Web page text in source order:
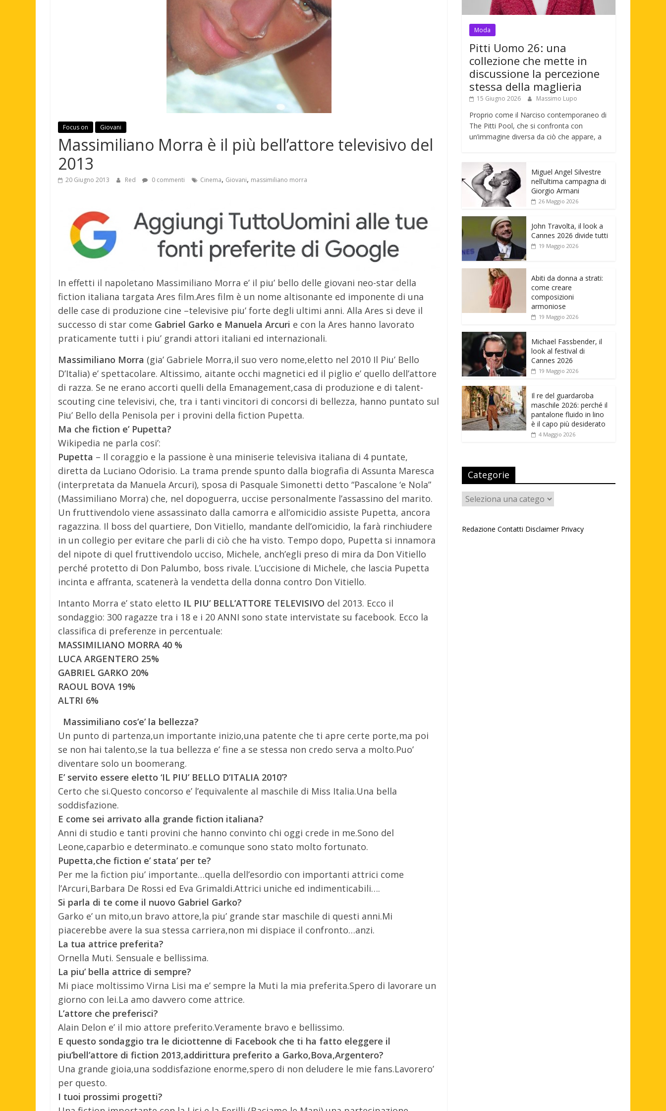
Focus on Giovani
Massimiliano Morra è il più bell’attore televisivo del
2013
20 Giugno 2013 Red 0 commenti Cinema, Giovani, massimiliano morra
In effetti il napoletano Massimiliano Morra e’ il piu’ bello delle giovani neo-star della
fiction italiana targata Ares film.Ares film è un nome altisonante ed imponente di una
delle case di produzione cine –televisive piu’ forte degli ultimi anni. Alla Ares si deve il
successo di star come Gabriel Garko e Manuela Arcuri e con la Ares hanno lavorato
praticamente tutti i piu’ grandi attori italiani ed internazionali.
Massimiliano Morra (gia’ Gabriele Morra,il suo vero nome,eletto nel 2010 Il Piu’ Bello
D’Italia) e’ spettacolare. Altissimo, aitante occhi magnetici ed il piglio e’ quello dell’attore
di razza. Se ne erano accorti quelli della Emanagement,casa di produzione e di talent-
scouting cine televisivi, che, tra i tanti vincitori di concorsi di bellezza, hanno puntato sul
Piu’ Bello della Penisola per i provini della fiction Pupetta.
Ma che fiction e’ Pupetta?
Wikipedia ne parla cosi’:
Pupetta – Il coraggio e la passione è una miniserie televisiva italiana di 4 puntate,
diretta da Luciano Odorisio. La trama prende spunto dalla biografia di Assunta Maresca
(interpretata da Manuela Arcuri), sposa di Pasquale Simonetti detto “Pascalone ‘e Nola”
(Massimiliano Morra) che, nel dopoguerra, uccise personalmente l’assassino del marito.
Un fruttivendolo viene assassinato dalla camorra e all’omicidio assiste Pupetta, ancora
ragazzina. Il boss del quartiere, Don Vitiello, mandante dell’omicidio, la farà rinchiudere
in un collegio per evitare che parli di ciò che ha visto. Tempo dopo, Pupetta si innamora
del nipote di quel fruttivendolo ucciso, Michele, anch’egli preso di mira da Don Vitiello
perché protetto di Don Palumbo, boss rivale. L’uccisione di Michele, che lascia Pupetta
incinta e affranta, scatenerà la vendetta della donna contro Don Vitiello.
Intanto Morra e’ stato eletto IL PIU’ BELL’ATTORE TELEVISIVO del 2013. Ecco il
sondaggio: 300 ragazze tra i 18 e i 20 ANNI sono state intervistate su facebook. Ecco la
classifica di preferenze in percentuale:
MASSIMILIANO MORRA 40 %
LUCA ARGENTERO 25%
GABRIEL GARKO 20%
RAOUL BOVA 19%
ALTRI 6%
Massimiliano cos’e’ la bellezza?
Un punto di partenza,un importante inizio,una patente che ti apre certe porte,ma poi
se non hai talento,se la tua bellezza e’ fine a se stessa non credo serva a molto.Puo’
diventare solo un boomerang.
E’ servito essere eletto ‘IL PIU’ BELLO D’ITALIA 2010’?
Certo che si.Questo concorso e’ l’equivalente al maschile di Miss Italia.Una bella
soddisfazione.
E come sei arrivato alla grande fiction italiana?
Anni di studio e tanti provini che hanno convinto chi oggi crede in me.Sono del
Leone,caparbio e determinato..e comunque sono stato molto fortunato.
Pupetta,che fiction e’ stata’ per te?
Per me la fiction piu’ importante…quella dell’esordio con importanti attrici come
l’Arcuri,Barbara De Rossi ed Eva Grimaldi.Attrici uniche ed indimenticabili….
Si parla di te come il nuovo Gabriel Garko?
Garko e’ un mito,un bravo attore,la piu’ grande star maschile di questi anni.Mi
piacerebbe avere la sua stessa carriera,non mi dispiace il confronto…anzi.
La tua attrice preferita?
Ornella Muti. Sensuale e bellissima.
La piu’ bella attrice di sempre?
Mi piace moltissimo Virna Lisi ma e’ sempre la Muti la mia preferita.Spero di lavorare un
giorno con lei.La amo davvero come attrice.
L’attore che preferisci?
Alain Delon e’ il mio attore preferito.Veramente bravo e bellissimo.
E questo sondaggio tra le diciottenne di Facebook che ti ha fatto eleggere il
piu’bell’attore di fiction 2013,addirittura preferito a Garko,Bova,Argentero?
Una grande gioia,una soddisfazione enorme,spero di non deludere le mie fans.Lavorero’
per questo.
I tuoi prossimi progetti?
Moda
Pitti Uomo 26: una
collezione che mette in
discussione la percezione
stessa della maglieria
15 Giugno 2026 Massimo Lupo
Proprio come il Narciso contemporaneo di
The Pitti Pool, che si confronta con
un’immagine diversa da ciò che appare, a
Miguel Angel Silvestre
nell’ultima campagna di
Giorgio Armani
26 Maggio 2026
John Travolta, il look a
Cannes 2026 divide tutti
19 Maggio 2026
Abiti da donna a strati:
come creare
composizioni
armoniose
19 Maggio 2026
Michael Fassbender, il
look al festival di
Cannes 2026
19 Maggio 2026
Il re del guardaroba
maschile 2026: perché il
pantalone fluido in lino
è il capo più desiderato
4 Maggio 2026
Categorie
Categorie
Redazione Contatti Disclaimer Privacy